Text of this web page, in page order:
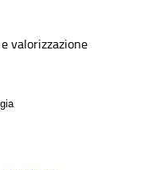
valorizzazione